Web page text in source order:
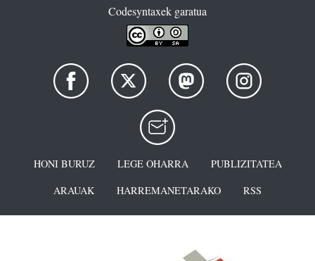
Codesyntaxek garatua
HONI BURUZ LEGE OHARRA
PUBLIZITATEA
ARAUAK
HARREMANETARAKO RSS